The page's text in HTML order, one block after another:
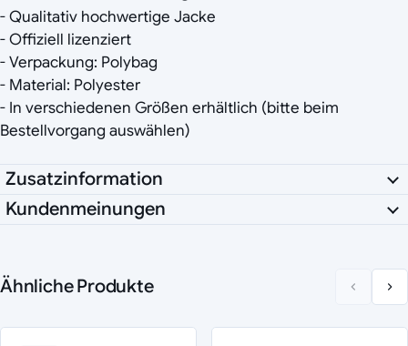
- Qualitativ hochwertige Jacke
- Offiziell lizenziert
- Verpackung: Polybag
- Material: Polyester
- In verschiedenen Größen erhältlich (bitte beim
Bestellvorgang auswählen)
Zusatzinformation
Kundenmeinungen
Ähnliche Produkte